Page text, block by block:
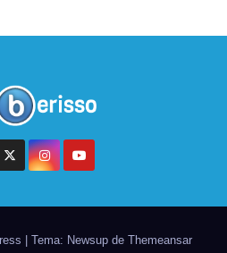
Tema: Newsup de Themeansar